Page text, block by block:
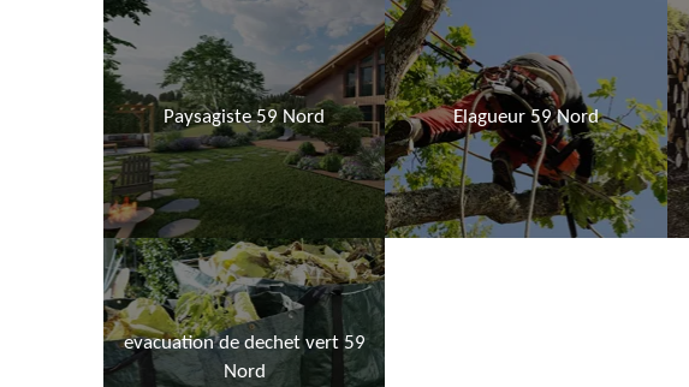
Paysagiste 59 Nord Elagueur 59 Nord
evacuation de dechet vert 59
Nord